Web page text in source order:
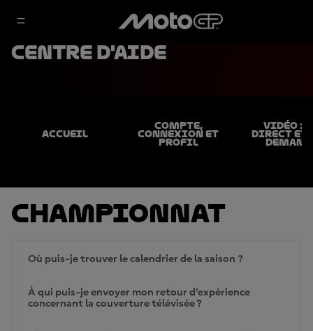
Centre d'aide
ACCUEIL
COMPTE,
CONNEXION ET
PROFIL
VIDÉO :
DIRECT ET
Championnat
Où puis-je trouver le calendrier de la saison ?
À qui puis-je envoyer mon retour d’expérience
concernant la couverture télévisée ?